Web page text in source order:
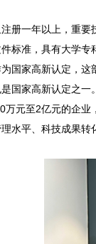
册一年以上，重
标准，具有大学
国家高新认定，
国家高新认定之
元至2亿元的企
水平、科技成果